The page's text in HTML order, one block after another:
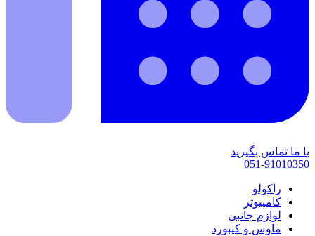
با ما تماس بگیرید
051-91010350
راکولو
کامپیوتر
لوازم جانبی
ماوس و کیبورد